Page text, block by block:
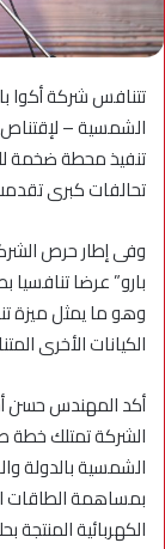
تتنافس شركة أكوا
الشمسية –
تحالفات كبرى
وفى إطار حرص
وهو ما يمثل ميزة
الكيانات الأخرى
أكد المهندس حسن
الشركة تمتلك خطة
الشمسية بالدولة
الكهربائية المنتجة بحلول